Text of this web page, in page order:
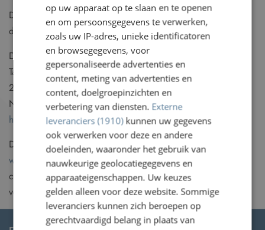
De website www.railteam.euwordt gehost en is gemaakt
door:
DudeSquare
Tappersweg 12-A
2031 ET Haarlem
Nederland
https://www.dudesquare.nl/
De gegevens die beschikbaar zijn op de website
www.railteam.eumogen niet worden gebruikt voor
commerciële doeleinden, zelfs niet gedeeltelijk, zonder
voorafgaande schriftelijke toestemming van Railteam B.V.
ENGLISH
op uw apparaat op te slaan en te openen
en om persoonsgegevens te verwerken,
zoals uw IP-adres, unieke identificatoren
en browsegegevens, voor
gepersonaliseerde advertenties en
content, meting van advertenties en
content, doelgroepinzichten en
verbetering van diensten. Externe
leveranciers (1910)kunnen uw gegevens
ook verwerken voor deze en andere
doeleinden, waaronder het gebruik van
nauwkeurige geolocatiegegevens en
apparaateigenschappen. Uw keuzes
gelden alleen voor deze website. Sommige
leveranciers kunnen zich beroepen op
gerechtvaardigd belang in plaats van